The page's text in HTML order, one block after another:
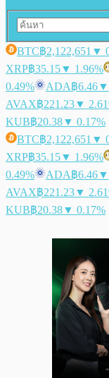
BTC฿2,122,651 ▼
XRP฿35.15▼ 1.96%
0.49%
ADA฿6.46▼
AVAX฿221.23▼
KUB฿20.38▼ 0.17%
BTC฿2,122,651 ▼
XRP฿35.15▼ 1.96%
0.49%
ADA฿6.46▼
AVAX฿221.23▼
KUB฿20.38▼ 0.17%